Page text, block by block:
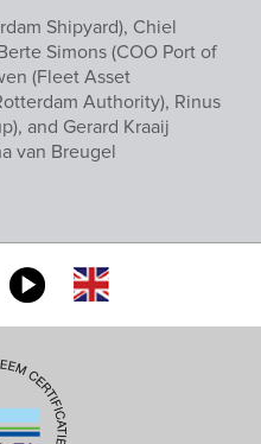
Shipyard), Chiel
Simons (COO Port of
(Fleet Asset
Authority), Rinus
and Gerard Kraaij
van Breugel